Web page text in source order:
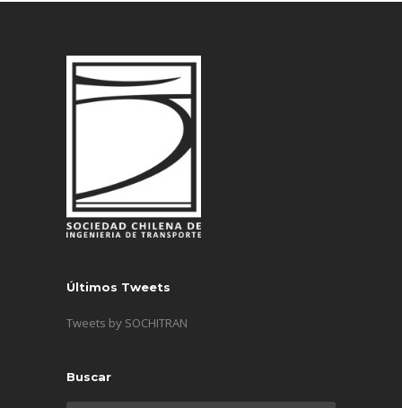
Últimos Tweets
Tweets by SOCHITRAN
Buscar